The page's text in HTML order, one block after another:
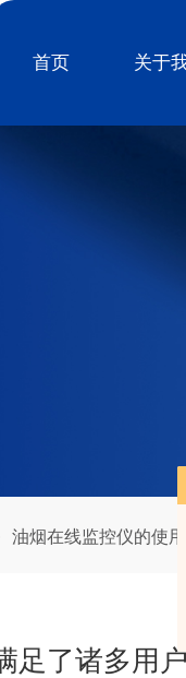
首页 关于
油烟在线监控仪的使
足了诸多用